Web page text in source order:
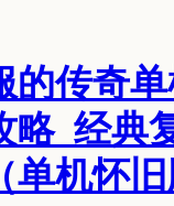
的传奇
略_经典
单机怀